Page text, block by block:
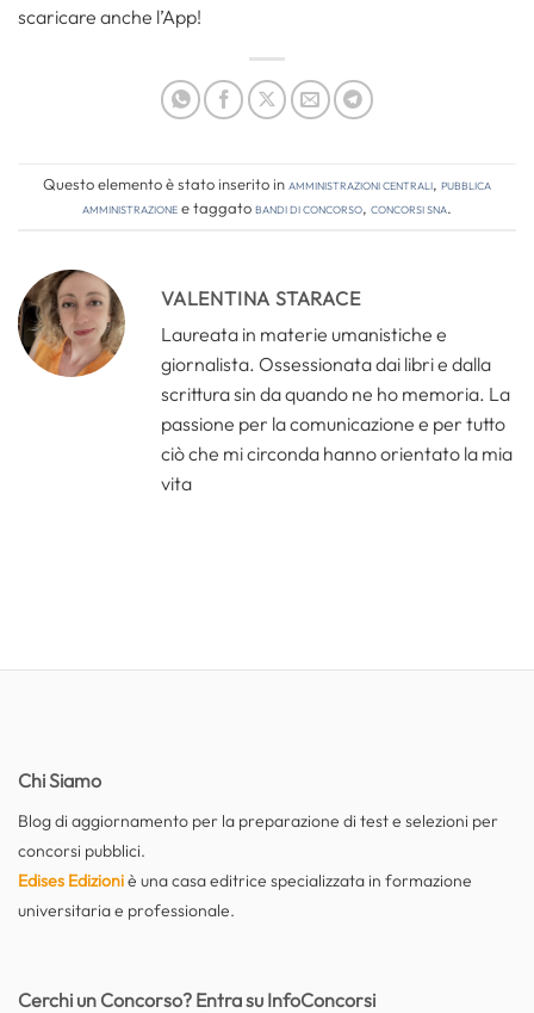
scaricare anche l’App!
Questo elemento è stato inserito inAmministrazioni Centrali, Pubblica
amministrazionee taggatobandi di concorso, concorsi sna.
VALENTINA STARACE
Laureata in materie umanistiche e
giornalista. Ossessionata dai libri e dalla
scrittura sin da quando ne ho memoria. La
passione per la comunicazione e per tutto
ciò che mi circonda hanno orientato la mia
vita
Chi Siamo
Blog di aggiornamento per la preparazione di test e selezioni per
concorsi pubblici.
Edises Edizioniè una casa editrice specializzata in formazione
universitaria e professionale.
Cerchi un Concorso? Entra su InfoConcorsi